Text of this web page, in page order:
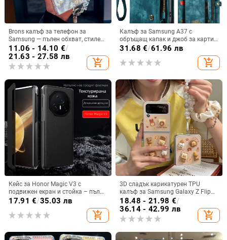
Brons калъф за телефон за
Samsung — пълен обхват, стилен
и креативен дизайн, TPU
материал, удароустойчив
11.06 - 14.10 €/
21.63 - 27.58 лв
add_shopping_cart
Калъф за Samsung A37 с
обръщащ капак и джоб за карти,
защита от падане, A16 джоб за
магнитно затваряне
31.68 €/61.96 лв
add_shopping_cart
Кейс за Honor Magic V3 с
подвижен екран и стойка – пълна
защита, удароустойчив, против
имитационна кожа, прецизна
17.91 €/35.03 лв
add_shopping_cart
3D сладък карикатурен TPU
калъф за Samsung Galaxy Z Flip
6/3/4, защита срещу изпускане,
корейски стил
18.48 - 21.98 €/
36.14 - 42.99 лв
add_shopping_cart